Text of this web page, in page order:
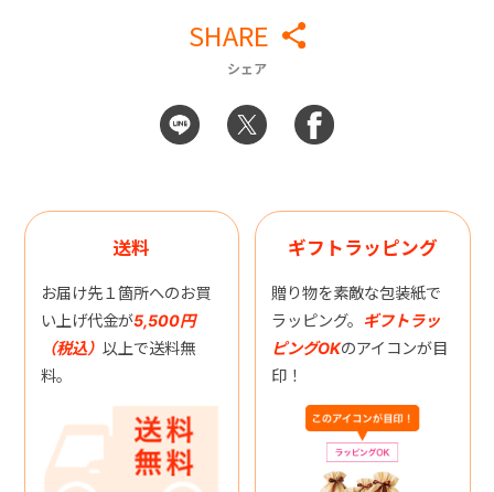
SHARE
シェア
送料
お届け先１箇所へのお買
い上げ代金が5,500円
（税込） 以上で送料無
料。
ギフトラッピング
贈り物を素敵な包装紙で
ラッピング。 ギフトラッ
ピングOKのアイコンが目
印！